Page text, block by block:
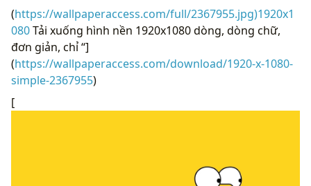
(https://wallpaperaccess.com/full/2367955.jpg)1920x1
080Tải xuống hình nền 1920x1080 dòng, dòng chữ,
đơn giản, chỉ “]
(https://wallpaperaccess.com/download/1920-x-1080-
simple-2367955)
[